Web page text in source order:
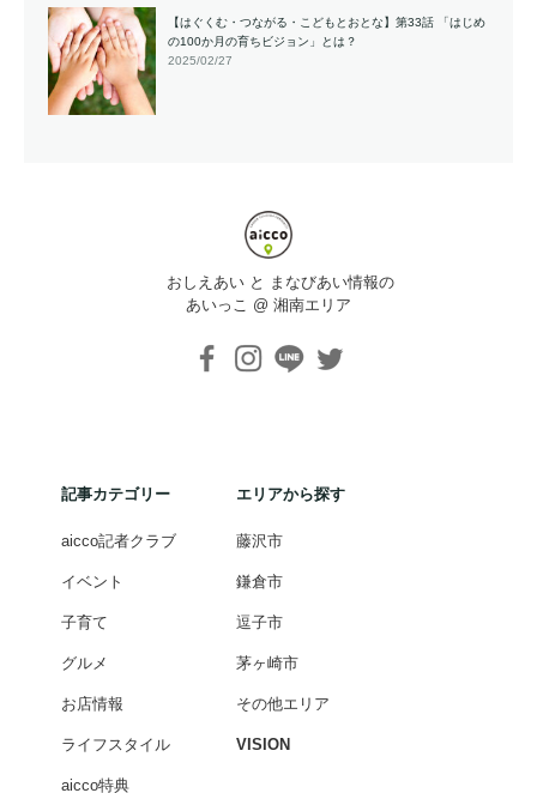
【はぐくむ・つながる・こどもとおとな】第33話 「はじめ
の100か月の育ちビジョン」とは？
2025/02/27
おしえあい と まなびあい情報の
あいっこ @ 湘南エリア
記事カテゴリー
aicco記者クラブ
イベント
子育て
グルメ
お店情報
ライフスタイル
aicco特典
エリアから探す
藤沢市
鎌倉市
逗子市
茅ヶ崎市
その他エリア
VISION